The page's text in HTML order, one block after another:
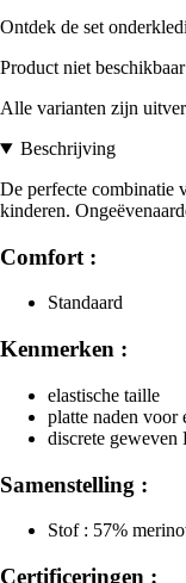
Ontdek de set
Product niet beschikbaar
Alle varianten zijn
Beschrijving
De perfecte combinatie
kinderen.
Comfort :
Standaard
Kenmerken :
elastische taille
platte naden voor
discrete geweven
Samenstelling :
Stof : 57%
Certificeringen :